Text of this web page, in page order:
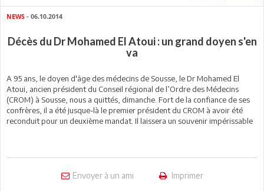
NEWS - 06.10.2014
Décès du Dr Mohamed El Atoui : un grand doyen s'en
va
A 95 ans, le doyen d'âge des médecins de Sousse, le Dr Mohamed El
Atoui, ancien président du Conseil régional de l’Ordre des Médecins
(CROM) à Sousse, nous a quittés, dimanche. Fort de la confiance de ses
confrères, il a été jusque-là le premier président du CROM à avoir été
reconduit pour un deuxième mandat. Il laissera un souvenir impérissable
Envoyer à un ami Imprimer